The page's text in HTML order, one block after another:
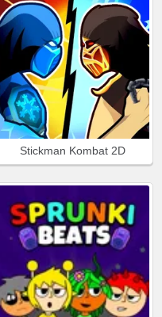
Stickman Kombat 2D